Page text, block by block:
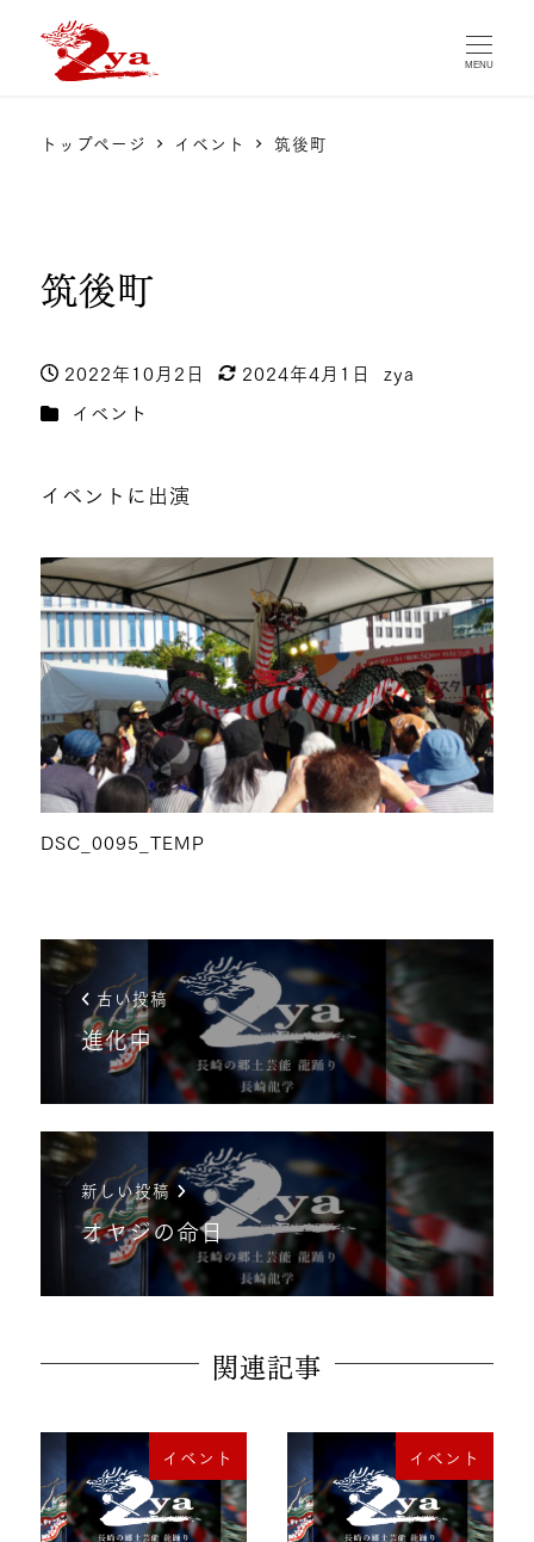
MENU
トップページ イベント 筑後町
筑後町
投稿日
2022年10月2日 2024年4月1日
著
zya
カテゴリー
イベント
イベントに出演
DSC_0095_TEMP
古い投稿
進化中
新しい投稿
オヤジの命日
関連記事
イベント イベント